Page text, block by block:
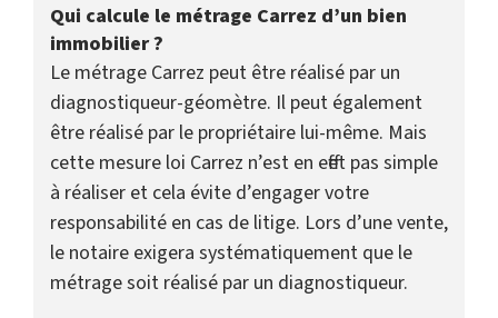
Qui calcule le métrage Carrez d’un bien
immobilier ?
Le métrage Carrez peut être réalisé par un
diagnostiqueur-géomètre. Il peut également
être réalisé par le propriétaire lui-même. Mais
cette mesure loi Carrez n’est en effet pas simple
à réaliser et cela évite d’engager votre
responsabilité en cas de litige. Lors d’une vente,
le notaire exigera systématiquement que le
métrage soit réalisé par un diagnostiqueur.